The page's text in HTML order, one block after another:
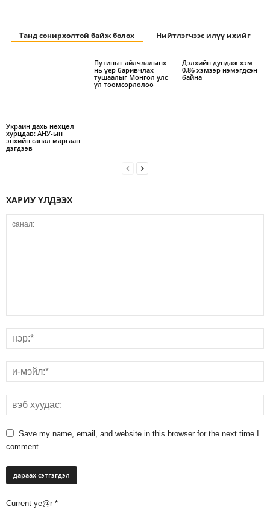
Танд сонирхолтой байж болох Нийтлэгчээс илүү ихийг
Украин дахь нөхцөл
хурцдав: АНУ-ын
энхийн санал маргаан
дэгдээв
Путиныг айлчлалынх
нь үер баривчлах
тушаалыг Монгол улс
үл тоомсорлолоо
Дэлхийн дундаж хэм
0.86 хэмээр нэмэгдсэн
байна
ХАРИУ ҮЛДЭЭХ
Save my name, email, and website in this browser for the next time I
comment.
Current ye@r *